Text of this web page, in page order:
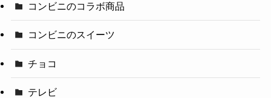
コンビニのコラボ商品
コンビニのスイーツ
チョコ
テレビ